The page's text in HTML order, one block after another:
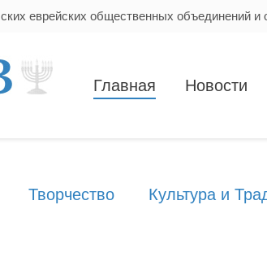
еврейских общественных объединений и
Главная Новости
Творчество Культура и